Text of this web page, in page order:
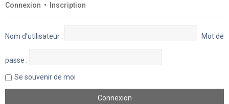
Connexion • Inscription
Nom d’utilisateur : Mot de
passe :
Se souvenir de moi